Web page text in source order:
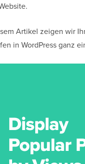
Artikel zeigen wir
in WordPress ganz